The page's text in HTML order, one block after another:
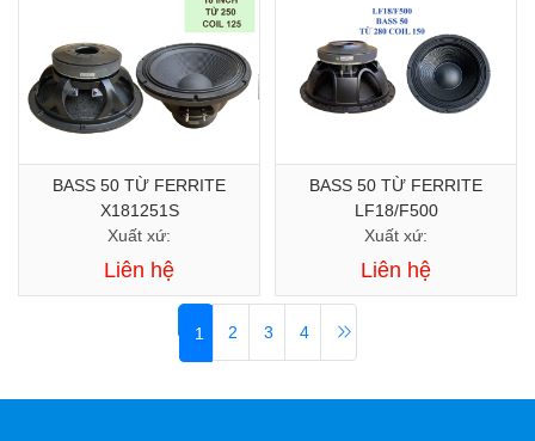
BASS 50 TỪ FERRITE
X181251S
Xuất xứ:
Liên hệ
BASS 50 TỪ FERRITE
LF18/F500
Xuất xứ:
Liên hệ
1 2 3 4